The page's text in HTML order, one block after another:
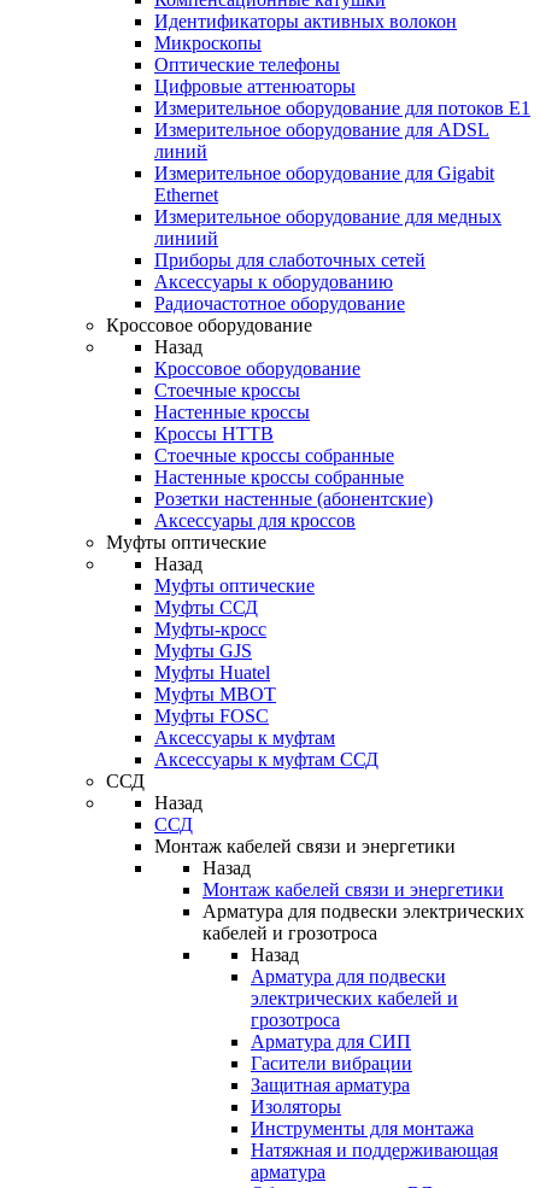
Идентификаторы активных волокон
Микроскопы
Оптические телефоны
Цифровые аттенюаторы
Измерительное оборудование для потоков Е1
Измерительное оборудование для ADSL
линий
Измерительное оборудование для Gigabit
Ethernet
Измерительное оборудование для медных
линиий
Приборы для слаботочных сетей
Аксессуары к оборудованию
Радиочастотное оборудование
Кроссовое оборудование
Назад
Кроссовое оборудование
Стоечные кроссы
Настенные кроссы
Кроссы HTTB
Стоечные кроссы собранные
Настенные кроссы собранные
Розетки настенные (абонентские)
Аксессуары для кроссов
Муфты оптические
Назад
Муфты оптические
Муфты ССД
Муфты-кросс
Муфты GJS
Муфты Huatel
Муфты МВОТ
Муфты FOSC
Аксессуары к муфтам
Аксессуары к муфтам ССД
ССД
Назад
ССД
Монтаж кабелей связи и энергетики
Назад
Монтаж кабелей связи и энергетики
Арматура для подвески электрических
кабелей и грозотроса
Назад
Арматура для подвески
электрических кабелей и
грозотроса
Арматура для СИП
Гасители вибрации
Защитная арматура
Изоляторы
Инструменты для монтажа
Натяжная и поддерживающая
арматура